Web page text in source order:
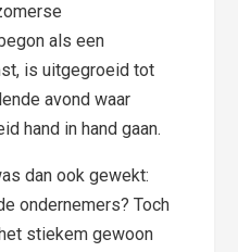
als een
is uitgegroeid tot
avond waar
hand in hand gaan.
dan ook gewekt:
ondernemers? Toch
stiekem gewoon